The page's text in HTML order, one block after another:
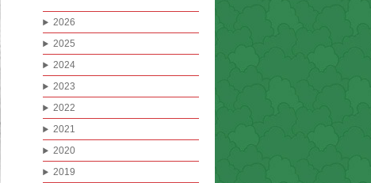
2026
2025
2024
2023
2022
2021
2020
2019